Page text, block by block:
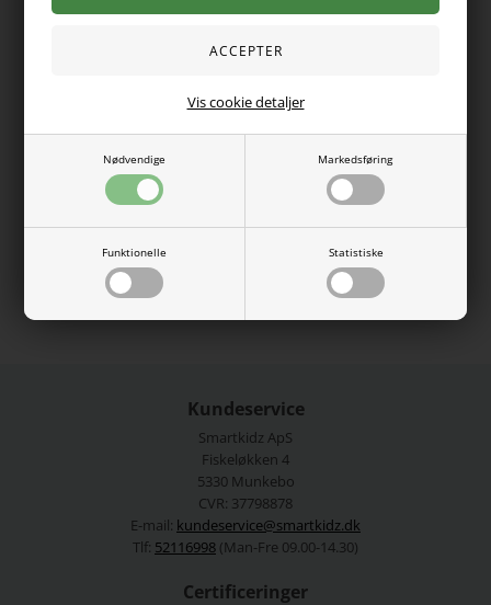
Nødvendige Markedsføring
Funktionelle Statistiske
Vis cookie detaljer
stropper og et fint allover print. Den er lavet i dejligt blødt
OBS. Str. 92, 98 og 104 er med trykknapper i bunden af suiten.
100% bomuld.
Name It
13228171-4810134
Kundeservice
Smartkidz ApS
Fiskeløkken 4
5330 Munkebo
CVR: 37798878
E-mail: kundeservice@smartkidz.dk
Tlf: 52116998 (Man-Fre 09.00-14.30)
Certificeringer